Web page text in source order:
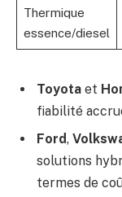
Thermique
essence/diesel
Toyota et
fiabilité
Ford,
solutions
termes de